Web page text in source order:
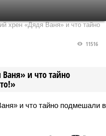
хрен «Дядя Ваня» и что тайно
и что тайно
11516